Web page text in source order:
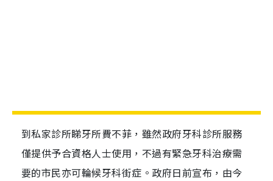
到私家診所睇牙所費不菲，雖然政府牙科診所服務
僅提供予合資格人士使用，不過有緊急牙科治療需
要的市民亦可輪候牙科街症。政府日前宣布，由今